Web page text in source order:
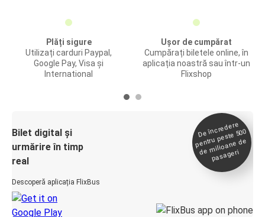
Plăți sigure
Utilizați carduri Paypal,
Google Pay, Visa și
International
Ușor de cumpărat
Cumpărați biletele online, în
aplicația noastră sau într-un
Flixshop
Bilet digital și
urmărire în timp
real
Descoperă aplicația FlixBus
De încredere
pentru peste 500
de
milioane de
pasageri